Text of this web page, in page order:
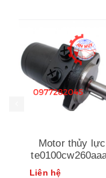
Motor thủy lực
parker
Liên hệ